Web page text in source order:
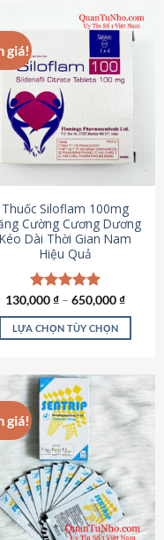
này
nhiều
biến
tùy
chọn
có
được
chọn
trên
trang
sản
phẩm
giá!
Thuốc Siloflam 100mg
Cường Cương Dương
Kéo Dài Thời Gian Nam
Hiệu Quả
Được xếp
hạng5.00
5 sao
130,000₫ – 650,000₫
LỰA CHỌN TÙY CHỌN
này
có
nhiều
biến
thể.
Các
tùy
chọn
có
giá!